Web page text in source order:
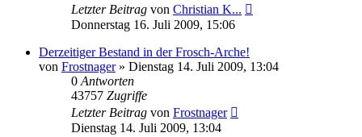
Letzter Beitrag von Christian K...
Donnerstag 16. Juli 2009, 15:06
Derzeitiger Bestand in der Frosch-Arche!
von Frostnager» Dienstag 14. Juli 2009, 13:04
0 Antworten
43757 Zugriffe
Letzter Beitrag von Frostnager
Dienstag 14. Juli 2009, 13:04